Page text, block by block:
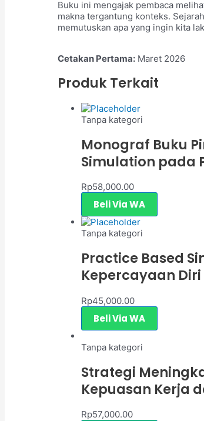
Buku ini mengajak pembaca
makna tergantung konteks.
memutuskan apa yang ingin kita
Cetakan Pertama: Maret 2026
Produk Terkait
Tanpa kategori
Monograf Buku
Simulation pada
Rp58,000.00
Beli Via WA
Tanpa kategori
Practice Based
Kepercayaan
Rp45,000.00
Beli Via WA
Tanpa kategori
Strategi
Kepuasan Kerja
Rp57,000.00